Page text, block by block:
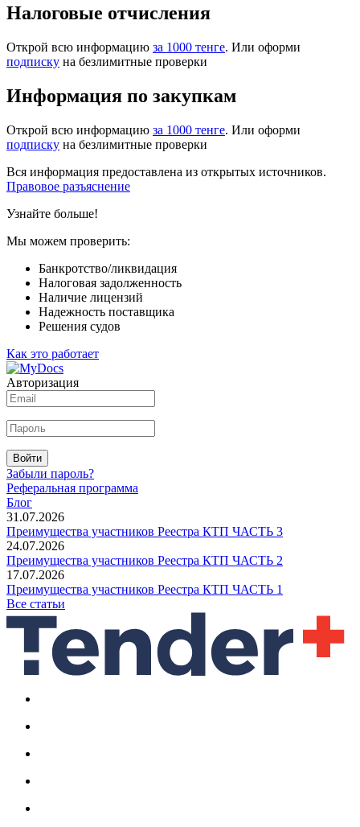
Налоговые отчисления
Открой всю информацию за 1000 тенге. Или оформи
подписку на безлимитные проверки
Информация по закупкам
Открой всю информацию за 1000 тенге. Или оформи
подписку на безлимитные проверки
Вся информация предоставлена из открытых источников.
Правовое разъяснение
Узнайте больше!
Мы можем проверить:
Банкротство/ликвидация
Налоговая задолженность
Наличие лицензий
Надежность поставщика
Решения судов
Как это работает
Авторизация
Войти
Забыли пароль?
Реферальная программа
Блог
31.07.2026
Преимущества участников Реестра КТП ЧАСТЬ 3
24.07.2026
Преимущества участников Реестра КТП ЧАСТЬ 2
17.07.2026
Преимущества участников Реестра КТП ЧАСТЬ 1
Все статьи